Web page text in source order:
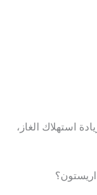
استهلاك الغاز،